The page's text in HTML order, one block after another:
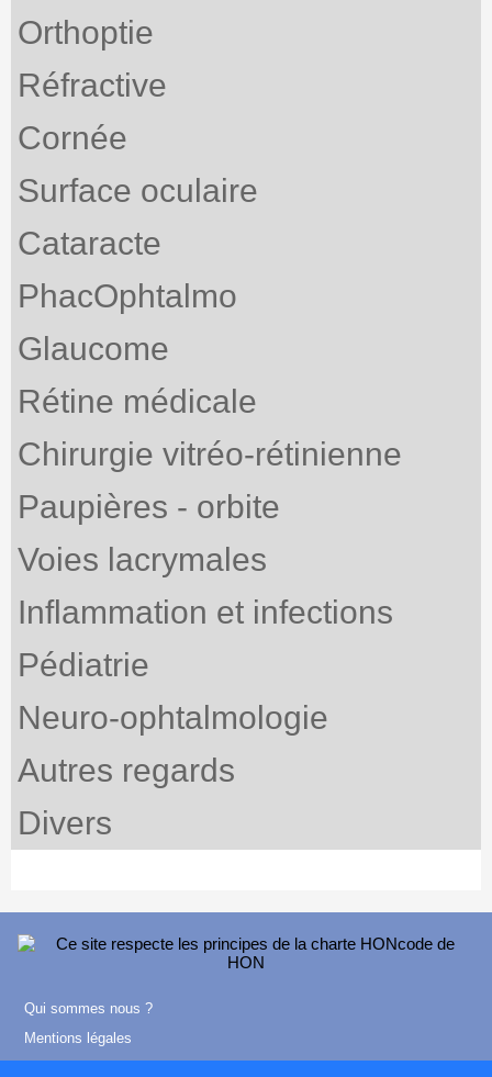
Orthoptie
Réfractive
Cornée
Surface oculaire
Cataracte
PhacOphtalmo
Glaucome
Rétine médicale
Chirurgie vitréo-rétinienne
Paupières - orbite
Voies lacrymales
Inflammation et infections
Pédiatrie
Neuro-ophtalmologie
Autres regards
Divers
Qui sommes nous ?
Mentions légales